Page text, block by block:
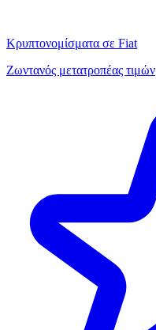
Κρυπτονομίσματα σε Fiat
Ζωντανός μετατροπέας τιμών